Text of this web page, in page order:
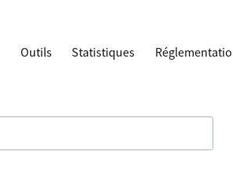
Outils Statistiques